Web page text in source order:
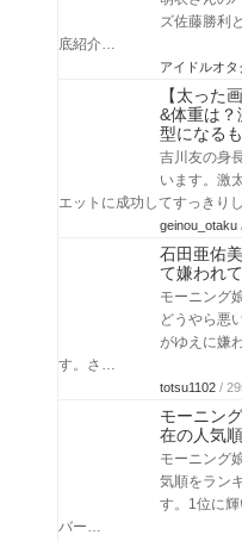
ズ佐藤勝利
底紹介…
アイドルオタ
【太った
&体重は
型になる
吉川友の身
います。激
エットに成功してすっきり
geinou_otaku
石田亜佑
て嫌われ
モーニング
どうやら悪
がゆえに嫌
す。さ…
totsu1102 /
モーニン
在の人気
モーニング
気順をラン
す。1位に
バー…